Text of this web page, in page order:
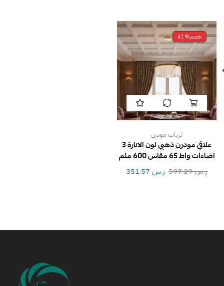
خصم41%
ثريات مودرن
علاقي مودرن ذهبي لون الانارة 3
اضاءات واط 65 مقاس 600 ملم
ر.س597.29 ر.س